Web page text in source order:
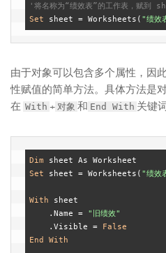
'将名称为“绩效表”的工作表，赋到
Set sheet = Worksheets( "绩效
由于对象可以包含多个属性，因
性赋值的简单方法。具体方法是
在 With + 对象 和 End With 关键
Dim
Set sheet = Worksheets( "绩效
With sheet
    .Name =
"旧绩效"
    .Visible =
False
End With